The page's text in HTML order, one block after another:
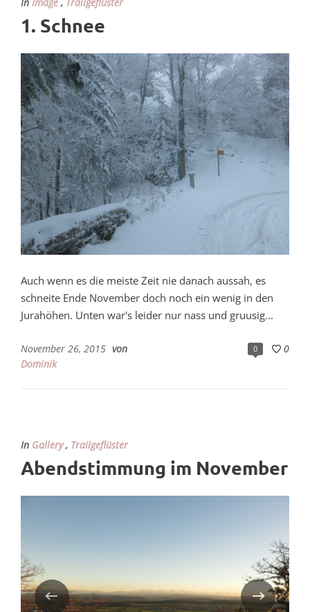
In Image , Trailgeflüster
1. Schnee
Auch wenn es die meiste Zeit nie danach aussah, es
schneite Ende November doch noch ein wenig in den
Jurahöhen. Unten war's leider nur nass und gruusig...
0 0
November 26, 2015 von
Dominik
In Gallery, Trailgeflüster
Abendstimmung im November